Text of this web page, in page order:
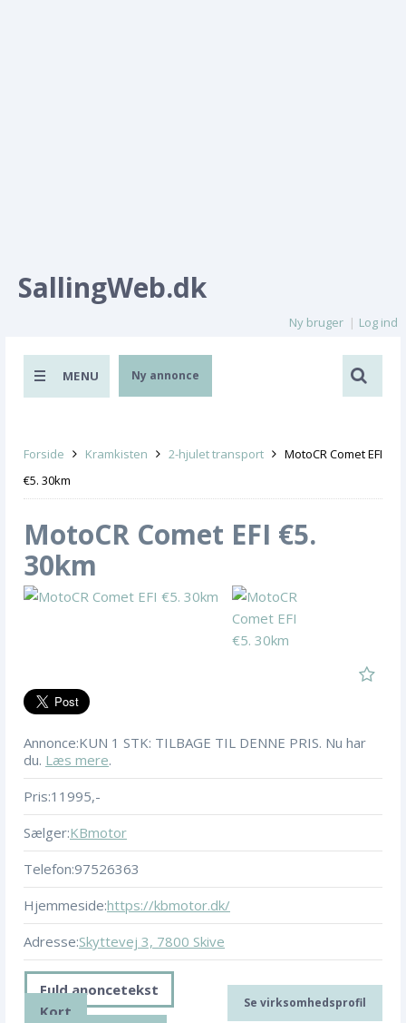
SallingWeb.dk
Ny bruger Log ind
MENU Ny annonce
Forside Kramkisten 2-hjulet transport
MotoCR Comet EFI
€5. 30km
MotoCR Comet EFI €5.
30km
Annonce:KUN 1 STK: TILBAGE TIL DENNE PRIS. Nu har
du. Læs mere.
Pris:11995,-
Sælger:KBmotor
Telefon:97526363
Hjemmeside:https://kbmotor.dk/
Adresse:Skyttevej 3, 7800 Skive
Se virksomhedsprofil
Fuld anoncetekst
Kort